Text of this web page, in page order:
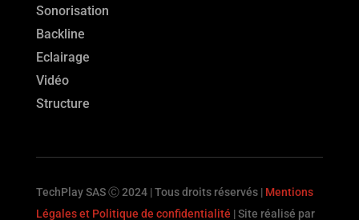
Sonorisation
Backline
Eclairage
Vidéo
Structure
TechPlay SAS Ⓒ 2024 | Tous droits réservés | Mentions
Légales et Politique de confidentialité | Site réalisé par